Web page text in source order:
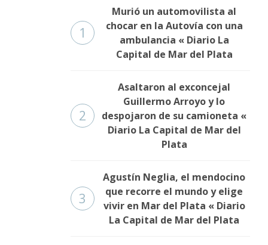
1
Murió un automovilista al
chocar en la Autovía con una
ambulancia « Diario La
Capital de Mar del Plata
2
Asaltaron al exconcejal
Guillermo Arroyo y lo
despojaron de su camioneta «
Diario La Capital de Mar del
Plata
3
Agustín Neglia, el mendocino
que recorre el mundo y elige
vivir en Mar del Plata « Diario
La Capital de Mar del Plata